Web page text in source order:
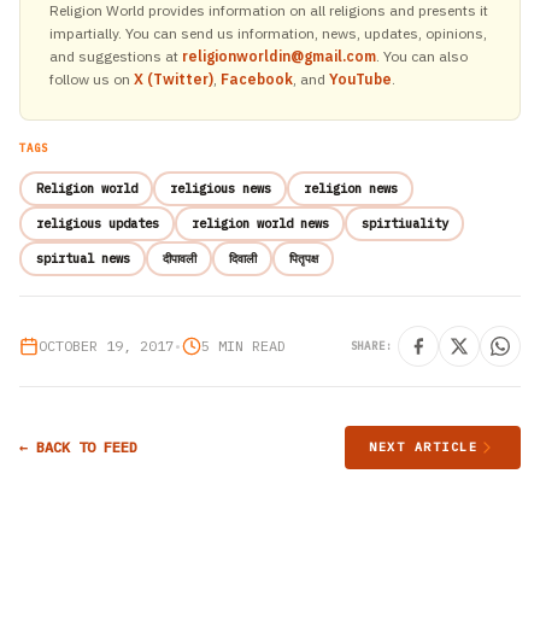
Religion World provides information on all religions and presents it
impartially. You can send us information, news, updates, opinions,
and suggestions at religionworldin@gmail.com. You can also
follow us on X (Twitter), Facebook, and YouTube.
TAGS
Religion world religious news religion news
religious updates religion world news spirtiuality
spirtual news दीपावली दिवाली पितृपक्ष
OCTOBER 19, 2017• 5 MIN READ SHARE:
← BACK TO FEED NEXT ARTICLE